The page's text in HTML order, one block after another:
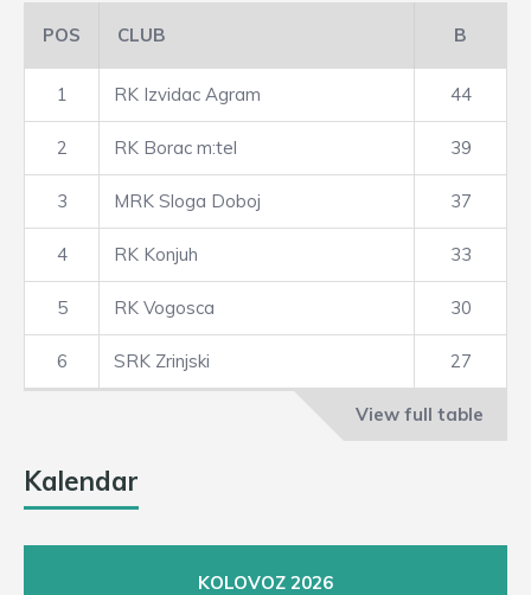
POS CLUB B
1 RK Izvidac Agram 44
2 RK Borac m:tel 39
3 MRK Sloga Doboj 37
4 RK Konjuh 33
5 RK Vogosca 30
6 SRK Zrinjski 27
View full table
Kalendar
KOLOVOZ 2026